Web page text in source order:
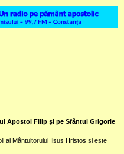
Apostol Filip şi pe Sfântul Grigorie
ai Mântuitorului Iisus Hristos si este